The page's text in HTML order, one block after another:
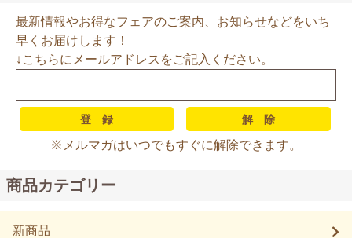
最新情報やお得なフェアのご案内、お知らせなどをいち
早くお届けします！
↓こちらにメールアドレスをご記入ください。
※メルマガはいつでもすぐに解除できます。
商品カテゴリー
新商品